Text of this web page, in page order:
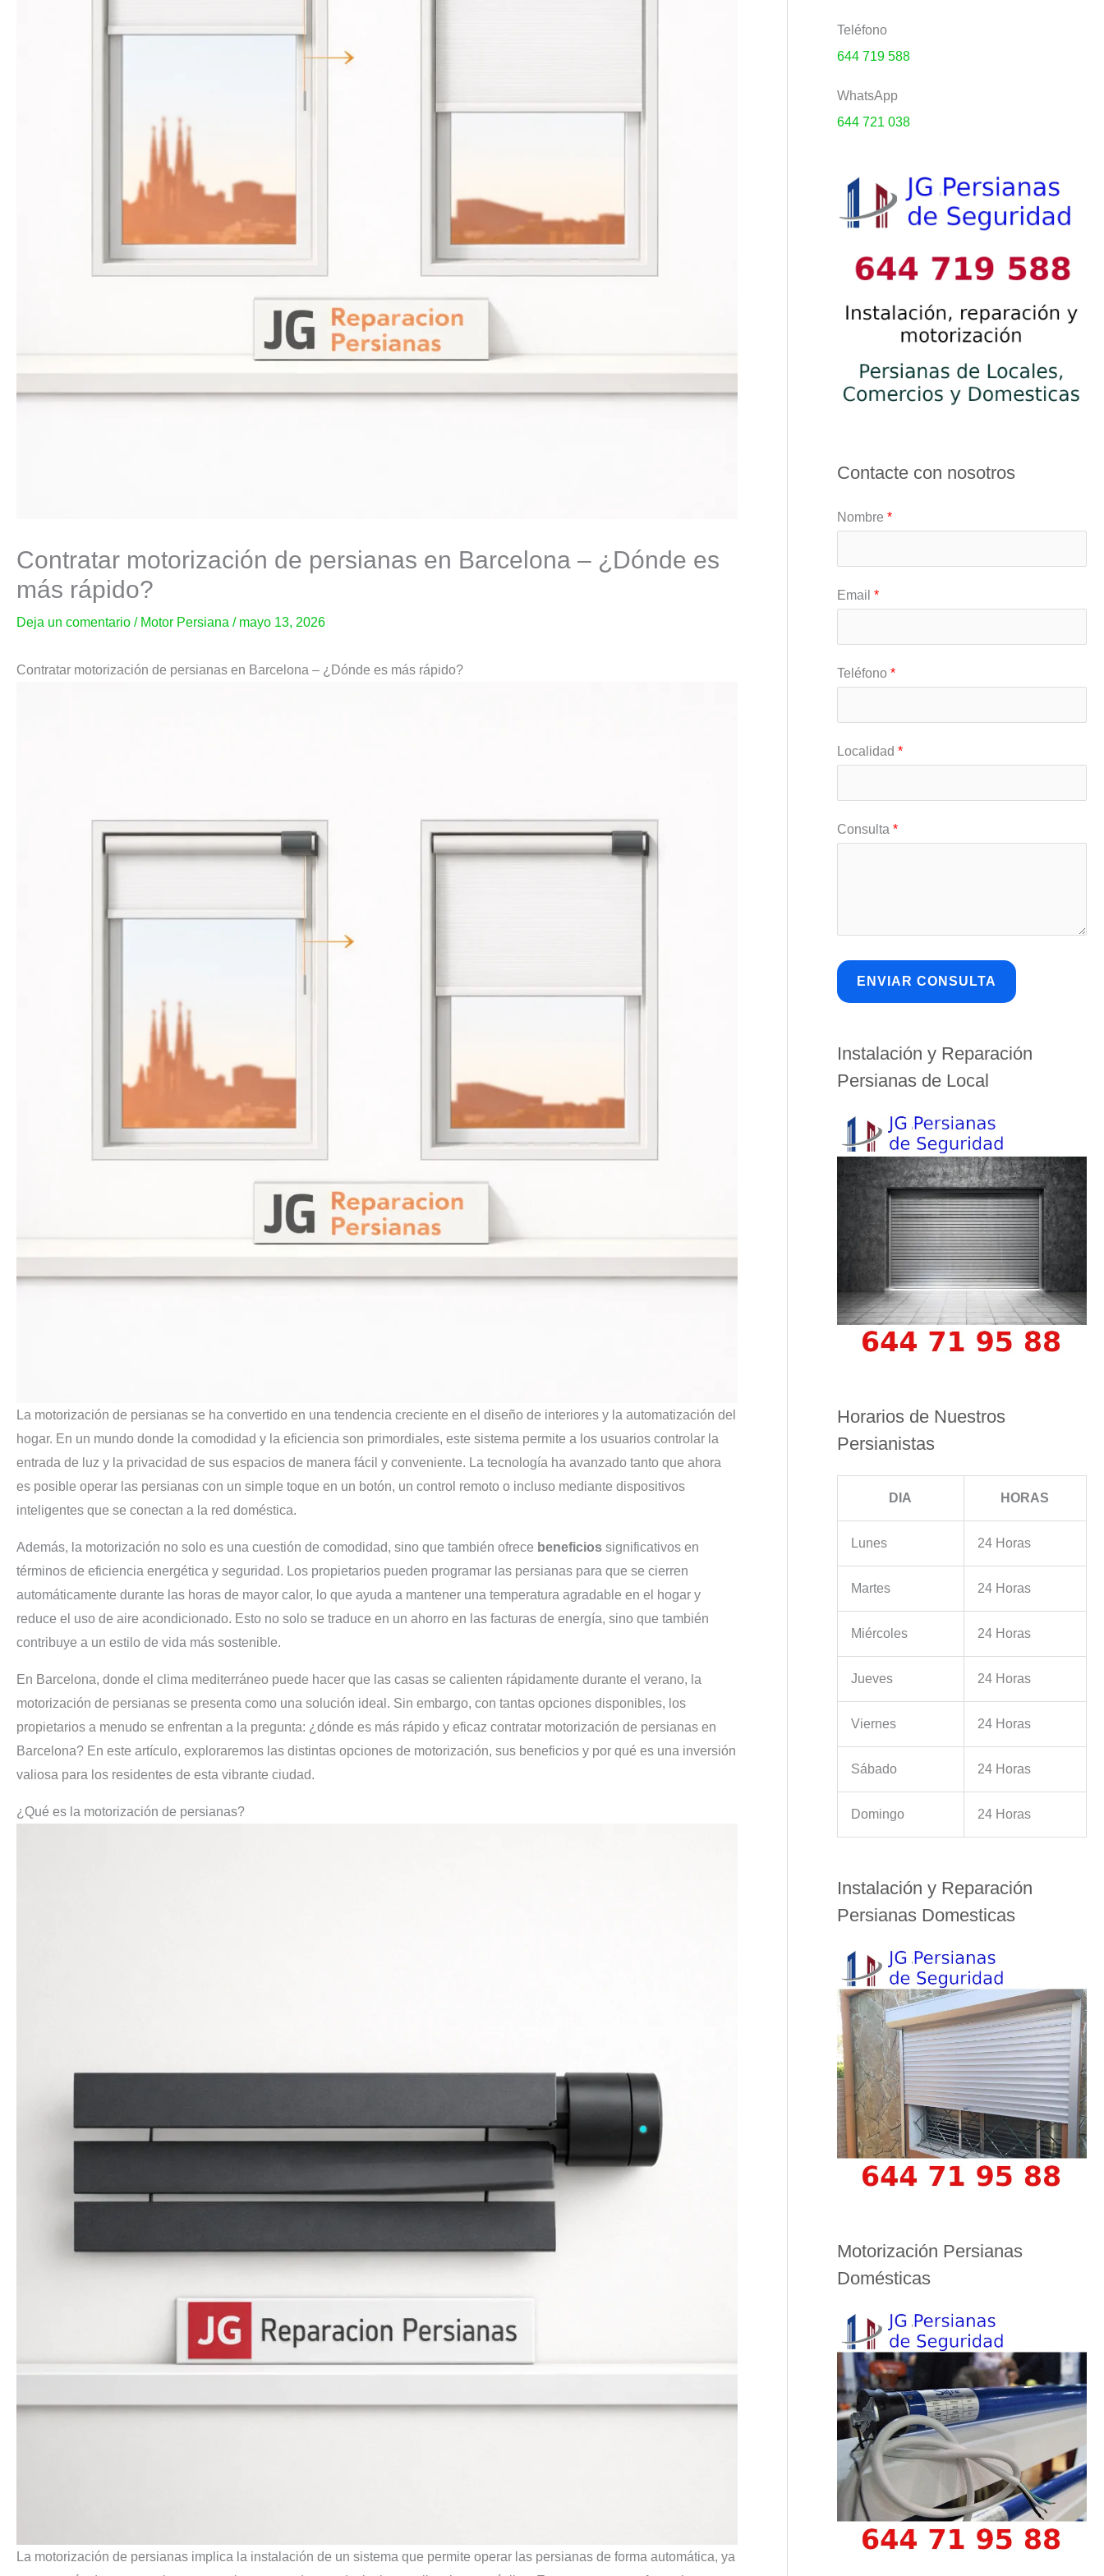
Contratar motorización de persianas en Barcelona – ¿Dónde es
más rápido?
Deja un comentario / Motor Persiana / mayo 13, 2026
Contratar motorización de persianas en Barcelona – ¿Dónde es más rápido?
La motorización de persianas se ha convertido en una tendencia creciente en el diseño de interiores y la automatización del
hogar. En un mundo donde la comodidad y la eficiencia son primordiales, este sistema permite a los usuarios controlar la
entrada de luz y la privacidad de sus espacios de manera fácil y conveniente. La tecnología ha avanzado tanto que ahora
es posible operar las persianas con un simple toque en un botón, un control remoto o incluso mediante dispositivos
inteligentes que se conectan a la red doméstica.
Además, la motorización no solo es una cuestión de comodidad, sino que también ofrece beneficios significativos en
términos de eficiencia energética y seguridad. Los propietarios pueden programar las persianas para que se cierren
automáticamente durante las horas de mayor calor, lo que ayuda a mantener una temperatura agradable en el hogar y
reduce el uso de aire acondicionado. Esto no solo se traduce en un ahorro en las facturas de energía, sino que también
contribuye a un estilo de vida más sostenible.
En Barcelona, donde el clima mediterráneo puede hacer que las casas se calienten rápidamente durante el verano, la
motorización de persianas se presenta como una solución ideal. Sin embargo, con tantas opciones disponibles, los
propietarios a menudo se enfrentan a la pregunta: ¿dónde es más rápido y eficaz contratar motorización de persianas en
Barcelona? En este artículo, exploraremos las distintas opciones de motorización, sus beneficios y por qué es una inversión
valiosa para los residentes de esta vibrante ciudad.
¿Qué es la motorización de persianas?
La motorización de persianas implica la instalación de un sistema que permite operar las persianas de forma automática, ya
Teléfono
644 719 588
WhatsApp
644 721 038
Contacte con nosotros
Nombre *
Email *
Teléfono *
Localidad *
Consulta *
Instalación y Reparación
Persianas de Local
Horarios de Nuestros
Persianistas
DIA HORAS
Lunes 24 Horas
Martes 24 Horas
Miércoles 24 Horas
Jueves 24 Horas
Viernes 24 Horas
Sábado 24 Horas
Domingo 24 Horas
Instalación y Reparación
Persianas Domesticas
Motorización Persianas
Domésticas